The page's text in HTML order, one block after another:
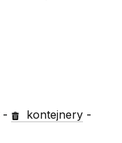
- kontejnery -